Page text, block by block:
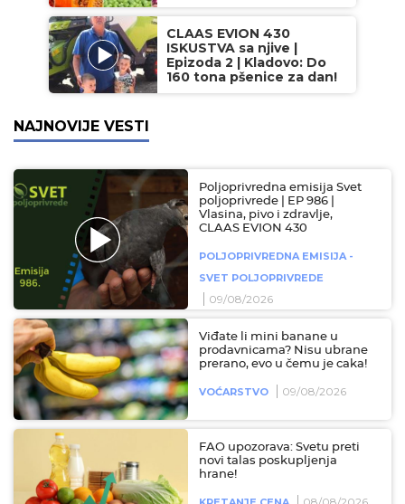
CLAAS EVION 430
ISKUSTVA sa njive |
Epizoda 2 | Kladovo: Do
160 tona pšenice za dan!
NAJNOVIJE VESTI
Poljoprivredna emisija Svet
poljoprivrede | EP 986 |
Vlasina, pivo i zdravlje,
CLAAS EVION 430
POLJOPRIVREDNA EMISIJA -
SVET POLJOPRIVREDE
09/08/2026
Viđate li mini banane u
prodavnicama? Nisu ubrane
prerano, evo u čemu je caka!
VOĆARSTVO 09/08/2026
FAO upozorava: Svetu preti
novi talas poskupljenja
hrane!